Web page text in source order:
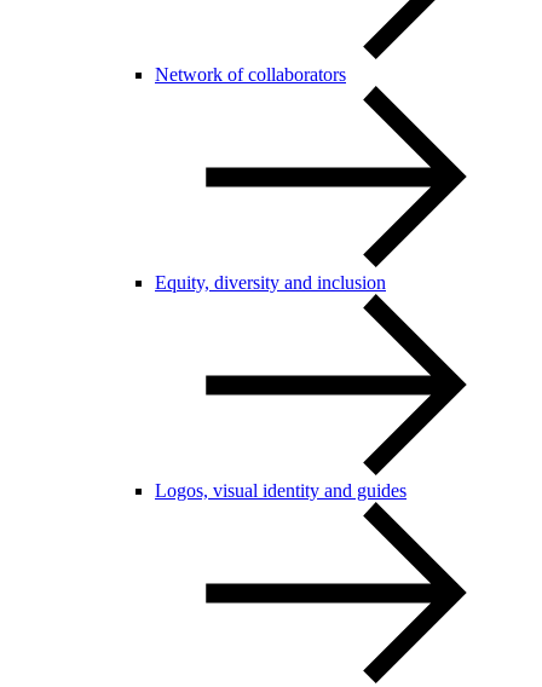
Network of collaborators
Equity, diversity and inclusion
Logos, visual identity and guides